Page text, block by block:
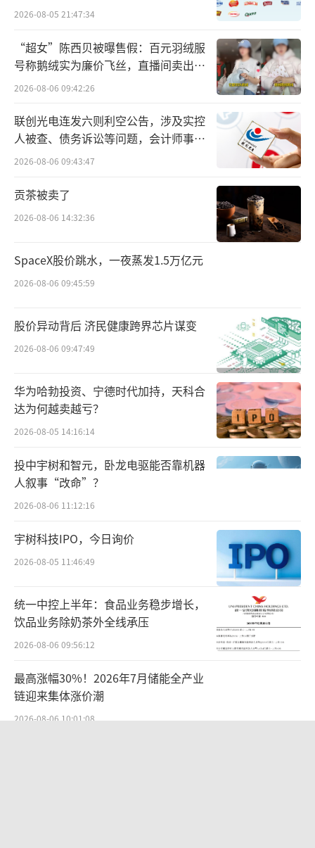
2026-08-05 21:47:34
“超女”陈西贝被曝售假：百元羽绒服
号称鹅绒实为廉价飞丝，直播间卖出超
百万元
2026-08-06 09:42:26
联创光电连发六则利空公告，涉及实控
人被查、债务诉讼等问题，会计师事务
所曾出具“保留意见”
2026-08-06 09:43:47
贡茶被卖了
2026-08-06 14:32:36
SpaceX股价跳水，一夜蒸发1.5万亿元
2026-08-06 09:45:59
股价异动背后 济民健康跨界芯片谋变
2026-08-06 09:47:49
华为哈勃投资、宁德时代加持，天科合
达为何越卖越亏？
2026-08-05 14:16:14
投中宇树和智元，卧龙电驱能否靠机器
人叙事“改命”？
2026-08-06 11:12:16
宇树科技IPO，今日询价
2026-08-05 11:46:49
统一中控上半年：食品业务稳步增长，
饮品业务除奶茶外全线承压
2026-08-06 09:56:12
最高涨幅30%！2026年7月储能全产业
链迎来集体涨价潮
2026-08-06 10:01:08